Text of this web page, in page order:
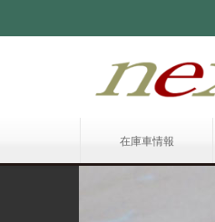
在庫車情報